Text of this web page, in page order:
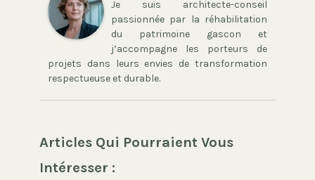
Je suis architecte-conseil
passionnée par la réhabilitation
du patrimoine gascon et
j’accompagne les porteurs de
projets dans leurs envies de transformation
respectueuse et durable.
Articles Qui Pourraient Vous
Intéresser :